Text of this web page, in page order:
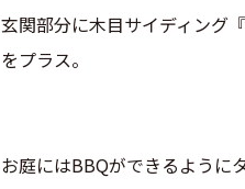
玄関部分に木目サイディング『
をプラス。
お庭にはBBQができるように